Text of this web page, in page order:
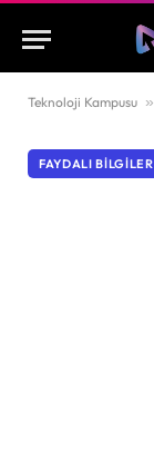
Teknoloji Kampusu »
FAYDALI BILGILER